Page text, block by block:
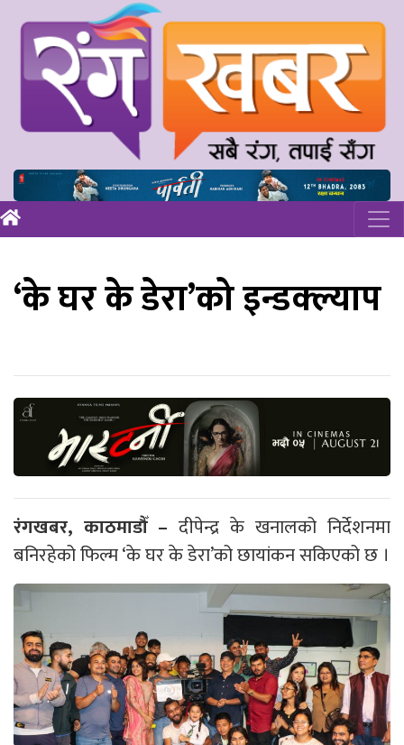
‘के घर के डेरा’को इन्डक्ल्याप
रंगखबर, काठमाडौँ – दीपेन्द्र के खनालको निर्देशनमा
बनिरहेको फिल्म ‘के घर के डेरा’को छायांकन सकिएको छ ।